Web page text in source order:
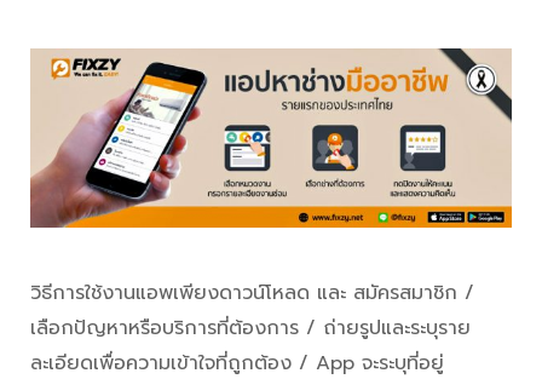
วิธีการใช้งานแอพเพียงดาวน์โหลด และ สมัครสมาชิก /
เลือกปัญหาหรือบริการที่ต้องการ / ถ่ายรูปและระบุราย
ละเอียดเพื่อความเข้าใจที่ถูกต้อง / App จะระบุที่อยู่